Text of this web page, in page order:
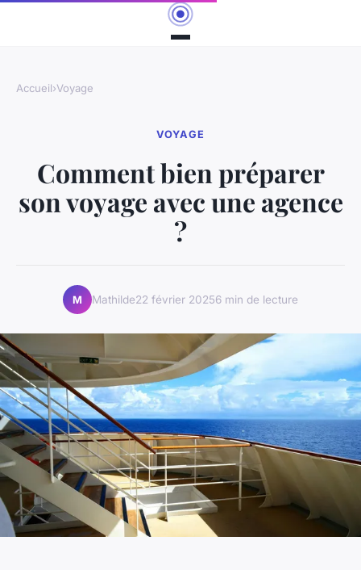
Accueil›Voyage
VOYAGE
Comment bien préparer
son voyage avec une agence
?
M Mathilde22 février 20256 min de lecture